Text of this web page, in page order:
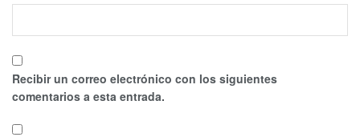
Recibir un correo electrónico con los siguientes
comentarios a esta entrada.